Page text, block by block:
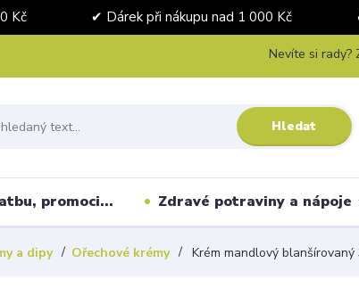
000 Kč ✔ Dárek při nákupu nad 1 000 Kč ✔
Hledat
Nevíte si rady?
promoci... Zdravé potraviny a nápoje
a dipy Ořechové krémy Krém mandlový